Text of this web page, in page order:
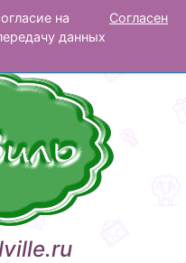
на
данных
Согласен